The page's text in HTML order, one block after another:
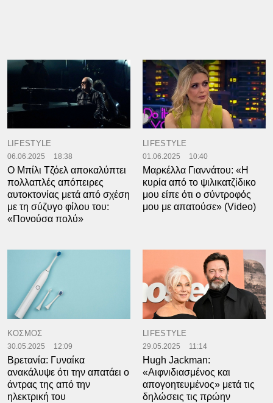
LIFESTYLE
06.06.2025 18:38
Ο Μπίλι Τζόελ αποκαλύπτει
πολλαπλές απόπειρες
αυτοκτονίας μετά από σχέση
με τη σύζυγο φίλου του:
«Πονούσα πολύ»
LIFESTYLE
01.06.2025 10:40
Μαρκέλλα Γιαννάτου: «Η
κυρία από το ψιλικατζίδικο
μου είπε ότι ο σύντροφός
μου με απατούσε» (Video)
ΚΟΣΜΟΣ
30.05.2025 12:09
Βρετανία: Γυναίκα
ανακάλυψε ότι την απατάει ο
άντρας της από την
ηλεκτρική του
LIFESTYLE
29.05.2025 11:14
Hugh Jackman:
«Αιφνιδιασμένος και
απογοητευμένος» μετά τις
δηλώσεις τις πρώην